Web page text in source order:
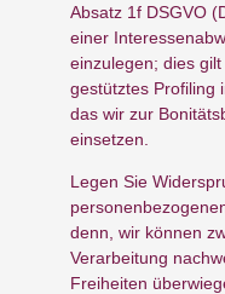
Absatz 1f DSGVO
einer
einzulegen; dies
gestütztes Profiling
das wir zur
einsetzen.
Legen Sie
denn, wir können
Verarbeitung
Freiheiten